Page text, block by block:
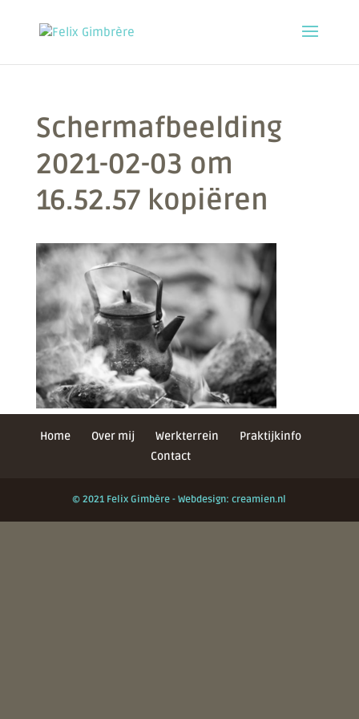
Schermafbeelding
2021-02-03 om
16.52.57 kopiëren
Home Over mij Werkterrein
Praktijkinfo
Contact
© 2021 Felix Gimbère - Webdesign: creamien.nl